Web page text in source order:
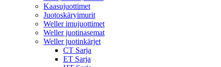
Kaasujuottimet
Juotoskäryimurit
Weller imujuottimet
Weller juotinasemat
Weller juotinkärjet
CT Sarja
ET Sarja